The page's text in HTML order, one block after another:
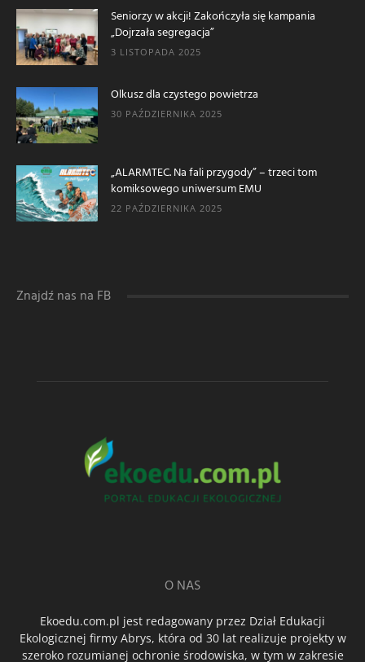
Seniorzy w akcji! Zakończyła się kampania
„Dojrzała segregacja”
3 LISTOPADA 2025
Olkusz dla czystego powietrza
30 PAŹDZIERNIKA 2025
„ALARMTEC. Na fali przygody” – trzeci tom
komiksowego uniwersum EMU
22 PAŹDZIERNIKA 2025
Znajdź nas na FB
O NAS
Ekoedu.com.pl jest redagowany przez Dział Edukacji
Ekologicznej firmy Abrys, która od 30 lat realizuje projekty w
szeroko rozumianej ochronie środowiska, w tym w zakresie